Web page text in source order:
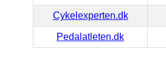
Cykelexperten.dk
Pedalatleten.dk